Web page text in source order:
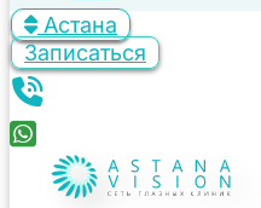
Астана
Записаться